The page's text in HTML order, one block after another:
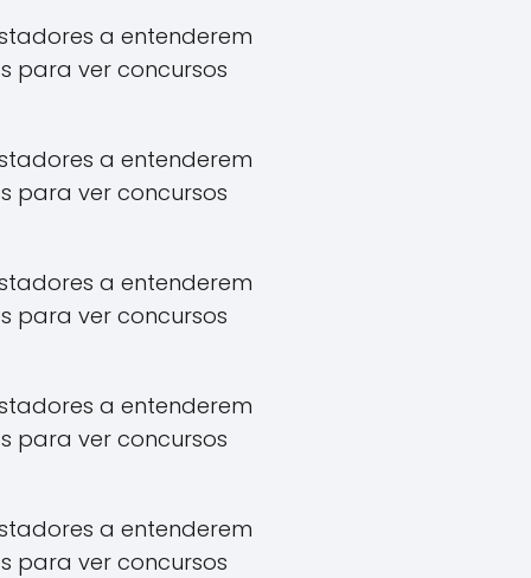
a entenderem
para ver concursos
a entenderem
para ver concursos
a entenderem
para ver concursos
a entenderem
para ver concursos
a entenderem
para ver concursos